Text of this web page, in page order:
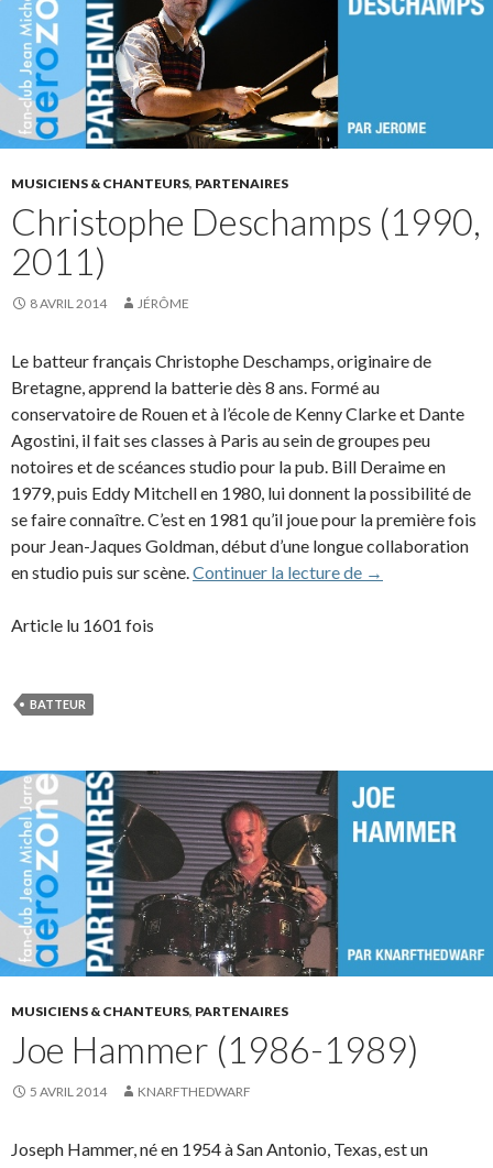
MUSICIENS & CHANTEURS, PARTENAIRES
Christophe Deschamps (1990,
2011)
8 AVRIL 2014 JÉRÔME
Le batteur français Christophe Deschamps, originaire de
Bretagne, apprend la batterie dès 8 ans. Formé au
conservatoire de Rouen et à l’école de Kenny Clarke et Dante
Agostini, il fait ses classes à Paris au sein de groupes peu
notoires et de scéances studio pour la pub. Bill Deraime en
1979, puis Eddy Mitchell en 1980, lui donnent la possibilité de
se faire connaître. C’est en 1981 qu’il joue pour la première fois
pour Jean-Jaques Goldman, début d’une longue collaboration
en studio puis sur scène.Continuer la lecture de Christophe
→
Article lu 1601 fois
BATTEUR
MUSICIENS & CHANTEURS, PARTENAIRES
Joe Hammer (1986-1989)
5 AVRIL 2014 KNARFTHEDWARF
Joseph Hammer, né en 1954 à San Antonio, Texas, est un